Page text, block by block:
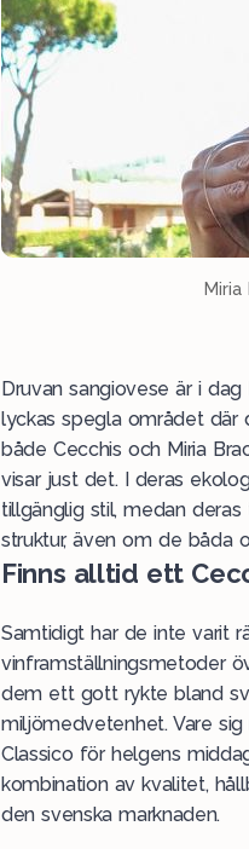
Druvansangiovese är i dag
lyckas spegla området där
både Cecchis och Miria
visar just det. I deras
tillgänglig stil, medan
struktur, även om de båda
Finns alltid ett
Samtidigt har de inte varit
vinframställningsmetoder
dem ett gott rykte bland
miljömedvetenhet. Vare
Classico för helgens
kombination av kvalitet,
den svenska marknaden.